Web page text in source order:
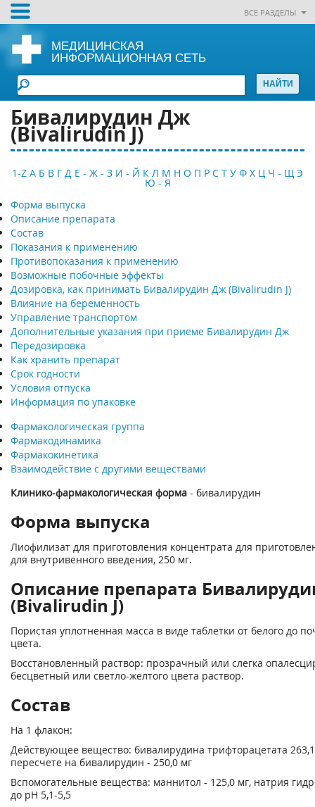
ВСЕ РАЗДЕЛЫ
МЕДИЦИНСКАЯ
ИНФОРМАЦИОННАЯ СЕТЬ
Бивалирудин Дж
(Bivalirudin ­J)
1-Z А Б В Г Д Е - Ж - З И - Й К Л М Н О П Р С Т У Ф Х Ц Ч - Щ Э
Ю - Я
Форма выпуска
Описание препарата
Состав
Показания к применению
Противопоказания к применению
Возможные побочные эффекты
Дозировка, как принимать Бивалирудин Дж (Bivalirudin ­J)
Влияние на беременность
Управление транспортом
Дополнительные указания при приеме Бивалирудин Дж
Передозировка
Как хранить препарат
Срок годности
Условия отпуска
Информация по упаковке
Фармакологическая группа
Фармакодинамика
Фармакокинетика
Взаимодействие с другими веществами
Клинико-фармакологическая форма - бивалирудин
Форма выпуска
Лиофилизат для приготовления концентрата для
для внутривенного введения, 250 мг.
Описание препарата
(Bivalirudin ­J)
Пористая уплотненная масса в виде таблетки от белого до
цвета.
Восстановленный раствор: прозрачный или слегка
бесцветный или светло-желтого цвета раствор.
Состав
На 1 флакон:
Действующее вещество: бивалирудина трифторацетата
пересчете на бивалирудин - 250,0 мг
Вспомогательные вещества: маннитол - 125,0 мг, натрия
до pH 5,1-5,5